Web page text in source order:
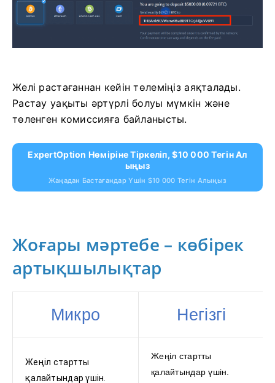
Желі растағаннан кейін төлеміңіз аяқталады.
Растау уақыты әртүрлі болуы мүмкін және
төленген комиссияға байланысты.
ExpertOption Нөміріне Тіркеліп, $10 000 Тегін Ал
Ыңыз
Жаңадан Бастағандар Үшін $10 000 Тегін Алыңыз
Жоғары мәртебе – көбірек
артықшылықтар
Микро Негізгі
Жеңіл стартты
қалайтындар үшін.
Жеңіл стартты
қалайтындар үшін.